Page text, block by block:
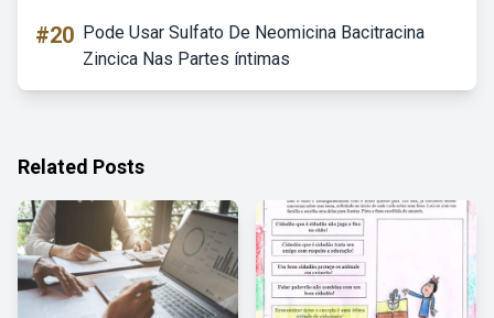
#20 Pode Usar Sulfato De Neomicina Bacitracina
Zincica Nas Partes íntimas
Related Posts